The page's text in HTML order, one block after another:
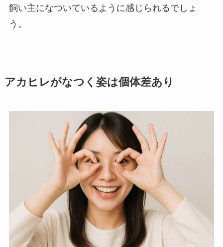
飼い主になついているように感じられるでしょ
う。
アカヒレがなつく姿は個体差あり